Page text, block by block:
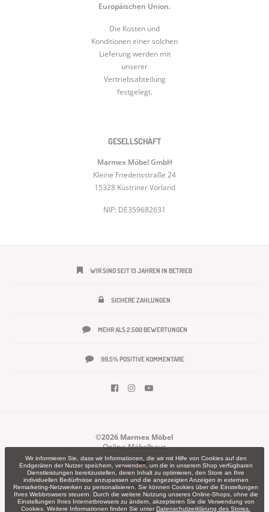
Europäischen Union.
Die Kosten und
Konditionen einer solchen
Lieferung werden mit
unserer
Vertriebsabteilung
festgelegt.
GESELLSCHAFT
Marmex Möbel GmbH
Kleine Friedensstraße 24
15328 Küstriner Vorland
NIP: DE359682631
WIR SIND SEIT 13 JAHREN IN BETRIEB
SICHERE ZAHLUNGEN
MEHR ALS 2.500 BEWERTUNGEN
99,5% POSITIVE KOMMENTARE
©2026 Marmex Möbel
Online-Möbelhaus
Wir informieren Sie, dass wir Informationen, die wir mit Hilfe von Cookies auf den
Endgeräten der Nutzer speichern, verwenden, um die in unserem Shop verfügbaren
Dienstleistungen bereitzustellen, deren Inhalt zu optimieren, den Store an Ihre
individuellen Bedürfnisse anzupassen und die angezeigten Anzeigen in externen
Remarketing-Netzwerken zu personalisieren. Sie können Cookies über die Einstellungen
Ihres Webbrowsers steuern. Durch die weitere Nutzung unseres Online-Shops, ohne die
Einstellungen Ihres Internetbrowsers zu ändern, akzeptieren Sie die Verwendung von
Cookies. Weitere Informationen finden Sie unterDatenschutzerklärung des Stores.